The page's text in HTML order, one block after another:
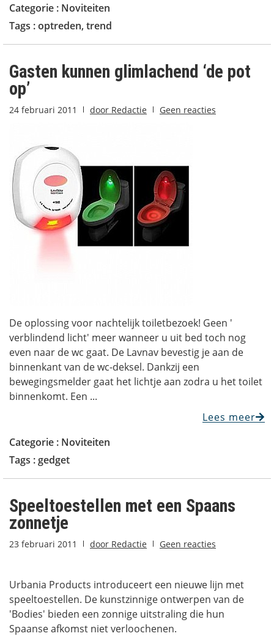
Categorie : Noviteiten
Tags :optreden, trend
Gasten kunnen glimlachend ‘de pot
op’
24 februari 2011 door Redactie Geen reacties
De oplossing voor nachtelijk toiletbezoek! Geen '
verblindend licht' meer wanneer u uit bed toch nog
even naar de wc gaat. De Lavnav bevestig je aan de
binnenkant van de wc-deksel. Dankzij een
bewegingsmelder gaat het lichtje aan zodra u het toilet
binnenkomt. Een ...
Lees meer
Categorie : Noviteiten
Tags :gedget
Speeltoestellen met een Spaans
zonnetje
23 februari 2011 door Redactie Geen reacties
Urbania Products introduceert een nieuwe lijn met
speeltoestellen. De kunstzinnige ontwerpen van de
'Bodies' bieden een zonnige uitstraling die hun
Spaanse afkomst niet verloochenen.